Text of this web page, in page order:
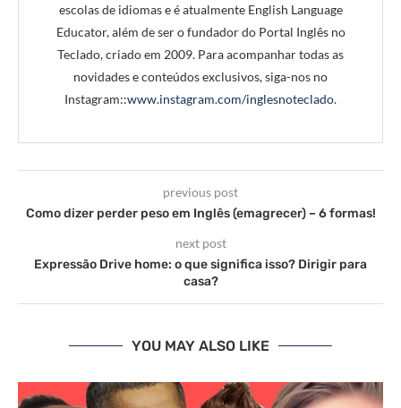
escolas de idiomas e é atualmente English Language
Educator, além de ser o fundador do Portal Inglês no
Teclado, criado em 2009. Para acompanhar todas as
novidades e conteúdos exclusivos, siga-nos no
Instagram::www.instagram.com/inglesnoteclado.
previous post
Como dizer perder peso em Inglês (emagrecer) – 6 formas!
next post
Expressão Drive home: o que significa isso? Dirigir para
casa?
YOU MAY ALSO LIKE